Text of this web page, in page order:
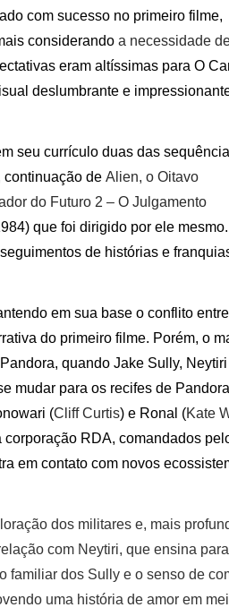
com sucesso no primeiro filme,
considerando a necessidade
eram altíssimas para O
deslumbrante e
seu currículo duas das
continuação de Alien, o Oitavo
do Futuro 2 – O Julgamento
que foi dirigido por ele
de histórias e
em sua base o conflito
do primeiro filme. Porém, o
quando Jake Sully,
mudar para os recifes de
(Cliff Curtis) e Ronal (Kate
RDA, comandados
em contato com novos
dos militares e, mais
com Neytiri, que ensina
familiar dos Sully e o senso de
uma história de amor em